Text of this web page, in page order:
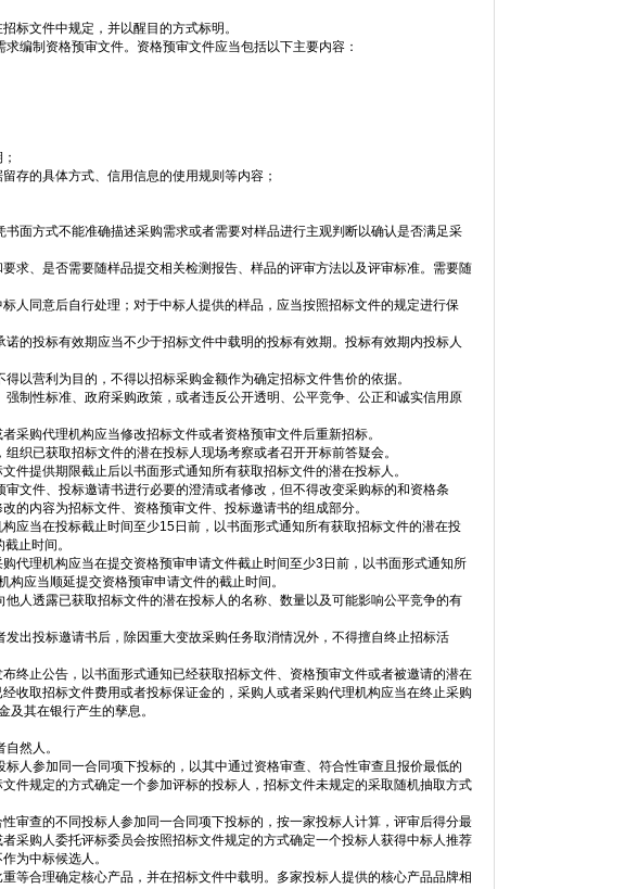
标文件中规定，并以醒目的方式标明。
编制资格预审文件。资格预审文件应当包括以下主要内容：
存的具体方式、信用信息的使用规则等内容；
面方式不能准确描述采购需求或者需要对样品进行主观判断以确认是否满足采
求、是否需要随样品提交相关检测报告、样品的评审方法以及评审标准。需要随
人同意后自行处理；对于中标人提供的样品，应当按照招标文件的规定进行保
的投标有效期应当不少于招标文件中载明的投标有效期。投标有效期内投标人
以营利为目的，不得以招标采购金额作为确定招标文件售价的依据。
制性标准、政府采购政策，或者违反公开透明、公平竞争、公正和诚实信用原
采购代理机构应当修改招标文件或者资格预审文件后重新招标。
织已获取招标文件的潜在投标人现场考察或者召开开标前答疑会。
件提供期限截止后以书面形式通知所有获取招标文件的潜在投标人。
文件、投标邀请书进行必要的澄清或者修改，但不得改变采购标的和资格条
的内容为招标文件、资格预审文件、投标邀请书的组成部分。
应当在投标截止时间至少15日前，以书面形式通知所有获取招标文件的潜在投
止时间。
代理机构应当在提交资格预审申请文件截止时间至少3日前，以书面形式通知所
应当顺延提交资格预审申请文件的截止时间。
人透露已获取招标文件的潜在投标人的名称、数量以及可能影响公平竞争的有
出投标邀请书后，除因重大变故采购任务取消情况外，不得擅自终止招标活
终止公告，以书面形式通知已经获取招标文件、资格预审文件或者被邀请的潜在
收取招标文件费用或者投标保证金的，采购人或者采购代理机构应当在终止采购
其在银行产生的孳息。
然人。
人参加同一合同项下投标的，以其中通过资格审查、符合性审查且报价最低的
件规定的方式确定一个参加评标的投标人，招标文件未规定的采取随机抽取方式
审查的不同投标人参加同一合同项下投标的，按一家投标人计算，评审后得分最
采购人委托评标委员会按照招标文件规定的方式确定一个投标人获得中标人推荐
为中标候选人。
等合理确定核心产品，并在招标文件中载明。多家投标人提供的核心产品品牌相